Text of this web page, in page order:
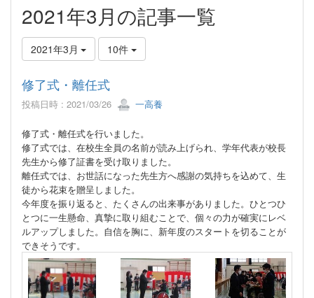
2021年3月の記事一覧
2021年3月 10件
修了式・離任式
投稿日時 : 2021/03/26 一高養
修了式・離任式を行いました。
修了式では、在校生全員の名前が読み上げられ、学年代表が校長
先生から修了証書を受け取りました。
離任式では、お世話になった先生方へ感謝の気持ちを込めて、 生
徒から花束を贈呈しました。
今年度を振り返ると、たくさんの出来事がありました。ひとつひ
とつに一生懸命、真摯に取り組むことで、個々の力が確実にレベ
ルアップしました。自信を胸に、新年度のスタートを切ることが
できそうです。